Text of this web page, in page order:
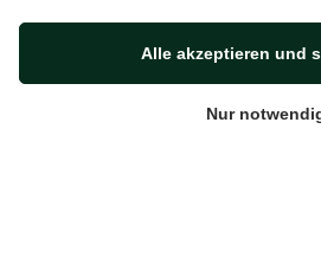
Folgen Sie SB Flex
Nur
Alle akzeptieren und